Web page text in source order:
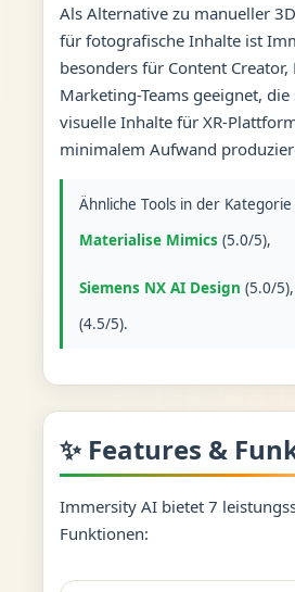
Als Alternative zu manueller
für fotografische Inhalte ist
besonders für Content
Marketing-Teams geeignet,
visuelle Inhalte für XR-
minimalem Aufwand
Ähnliche Tools in der
Materialise Mimics(5.0/5),
Siemens NX AI Design (5.0/5),
(4.5/5).
✨ Features &
Immersity AI bietet 7
Funktionen: